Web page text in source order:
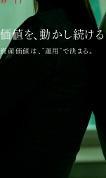
価値を、動かし続ける
資産価値は、"運用"で決まる。